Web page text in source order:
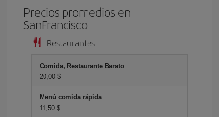
Precios promedios en
SanFrancisco
Restaurantes
Comida, Restaurante Barato
20,00 $
Menú comida rápida
11,50 $